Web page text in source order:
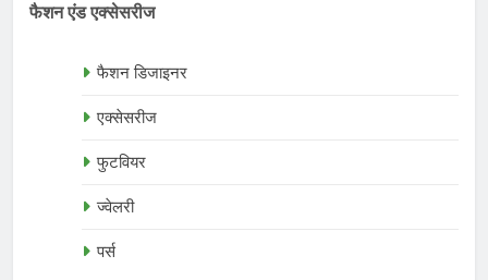
फैशन एंड एक्सेसरीज
फैशन डिजाइनर
एक्सेसरीज
फुटवियर
ज्वेलरी
पर्स